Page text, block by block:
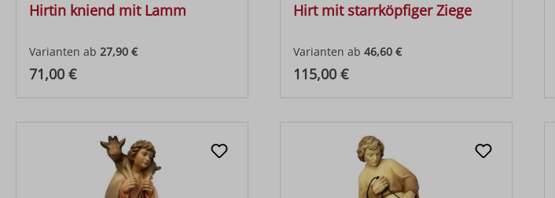
Hirtin kniend mit Lamm
Varianten ab 27,90 €
Regulärer Preis:
71,00 €
Hirt mit starrköpfiger Ziege
Varianten ab 46,60 €
Regulärer Preis:
115,00 €